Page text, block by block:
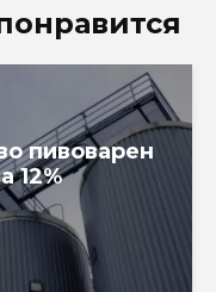
пивоварен
12%